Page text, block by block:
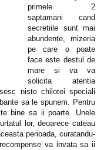
primele 2
saptamani cand
secretiile sunt mai
abundente, mizeria
pe care o poate
face este destul de
mare si va va
solicita atentia
niste chilotei speciali
sa le spunem. Pentru
bine sa ii poarte. Unele
lor, deoarece cateau
perioada, curatandu-
va invata sa ii